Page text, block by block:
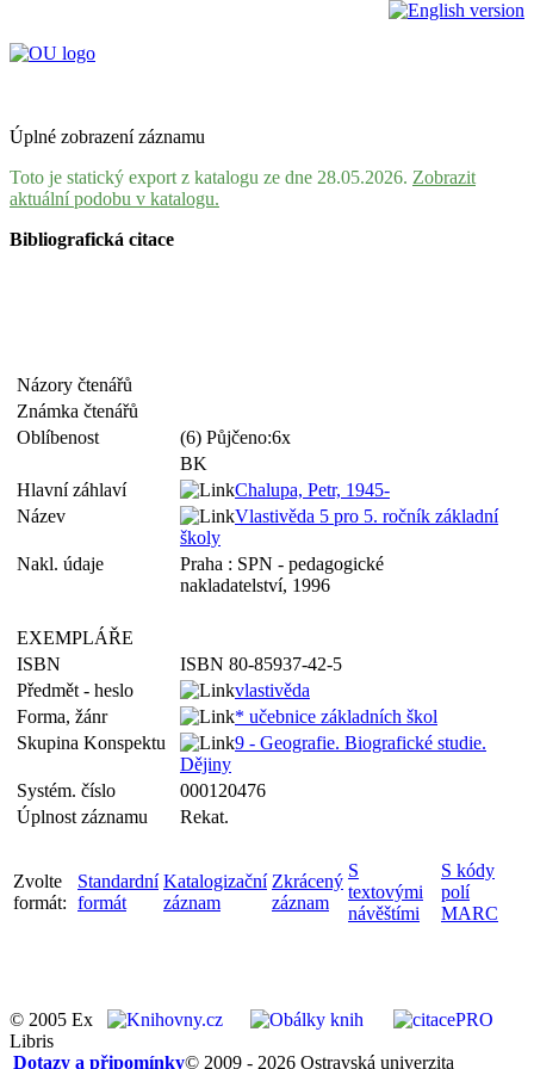
Úplné zobrazení záznamu
Toto je statický export z katalogu ze dne 28.05.2026. Zobrazit
aktuální podobu v katalogu.
Bibliografická citace
Názory čtenářů
Známka čtenářů
Oblíbenost
(6) Půjčeno:6x
BK
Hlavní záhlaví
Chalupa, Petr, 1945-
Název
Vlastivěda 5 pro 5. ročník základní
školy
Nakl. údaje
Praha : SPN - pedagogické
nakladatelství, 1996
EXEMPLÁŘE
ISBN
ISBN 80-85937-42-5
Předmět - heslo
vlastivěda
Forma, žánr
* učebnice základních škol
Skupina Konspektu
9 - Geografie. Biografické studie.
Dějiny
Systém. číslo
000120476
Úplnost záznamu
Rekat.
Zvolte
formát:
Standardní
formát
Katalogizační
záznam
Zkrácený
záznam
S
textovými
návěštími
S kódy
polí
MARC
© 2005 Ex
Libris
© 2009 - 2026 Ostravská univerzita
Dotazy a připomínky